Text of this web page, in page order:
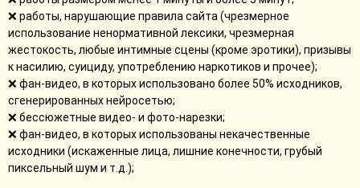
❌ работы, нарушающие правила сайта (чрезмерное
использование ненормативной лексики, чрезмерная
жестокость, любые интимные сцены (кроме эротики), призывы
к насилию, суициду, употреблению наркотиков и прочее);
❌ фан-видео, в которых использовано более 50% исходников,
сгенерированных нейросетью;
❌ бессюжетные видео- и фото-нарезки;
❌ фан-видео, в которых использованы некачественные
исходники (искаженные лица, лишние конечности, грубый
пиксельный шум и т.д.);